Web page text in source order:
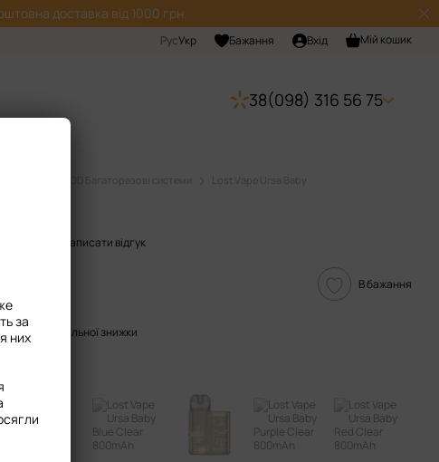
доставка від 1000 грн.
РусУкр Бажання Вхід Мій кошик
38(098) 316 56 75
POD Багаторазові системи Lost Vape Ursa Baby
Написати відгук
В бажання
накопичувальної знижки
за
них